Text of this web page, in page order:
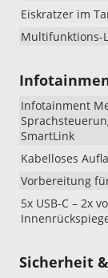
Eiskratzer im
Multifunktions-
Infotainment
SmartLink
Kabelloses
Vorbereitung
5x USB-C – 2x
Sicherheit